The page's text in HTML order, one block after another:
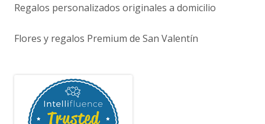
Regalos personalizados originales a domicilio
Flores y regalos Premium de San Valentín